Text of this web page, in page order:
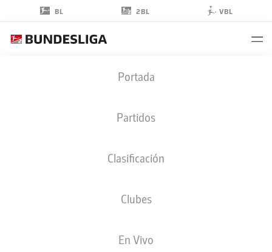
BL 2BL VBL
Portada
Partidos
Clasificación
Clubes
En Vivo